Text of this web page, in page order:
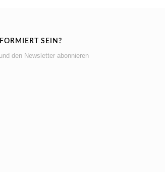
SEIN?
den Newsletter abonnieren